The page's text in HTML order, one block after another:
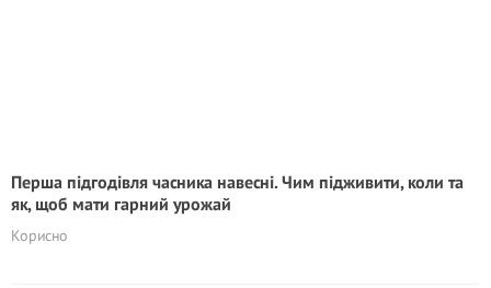
Перша підгодівля часника навесні. Чим підживити, коли та
як, щоб мати гарний урожай
Корисно